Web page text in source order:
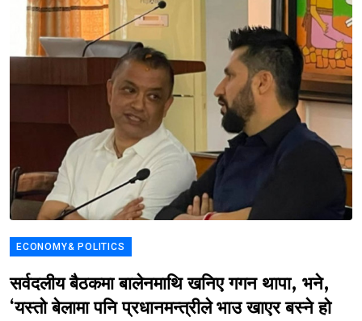
ECONOMY& POLITICS
सर्वदलीय बैठकमा बालेनमाथि खनिए गगन थापा, भने,
‘यस्तो बेलामा पनि प्रधानमन्त्रीले भाउ खाएर बस्ने हो